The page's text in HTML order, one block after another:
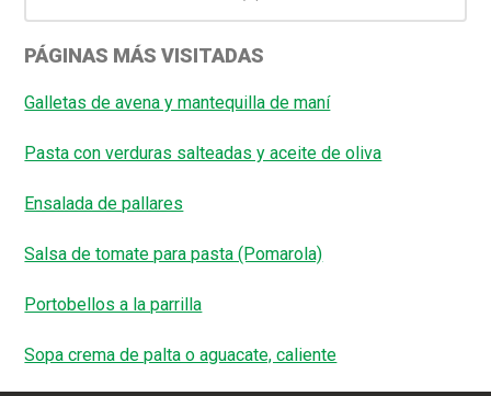
PÁGINAS MÁS VISITADAS
Galletas de avena y mantequilla de maní
Pasta con verduras salteadas y aceite de oliva
Ensalada de pallares
Salsa de tomate para pasta (Pomarola)
Portobellos a la parrilla
Sopa crema de palta o aguacate, caliente